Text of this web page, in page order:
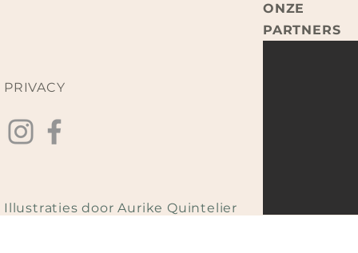
ONZE
PARTNERS
PRIVACY
Illustraties door Aurike Quintelier